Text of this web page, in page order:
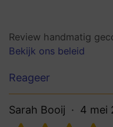
Review handmatig
Bekijk ons beleid
Reageer
Sarah Booij 4 mei